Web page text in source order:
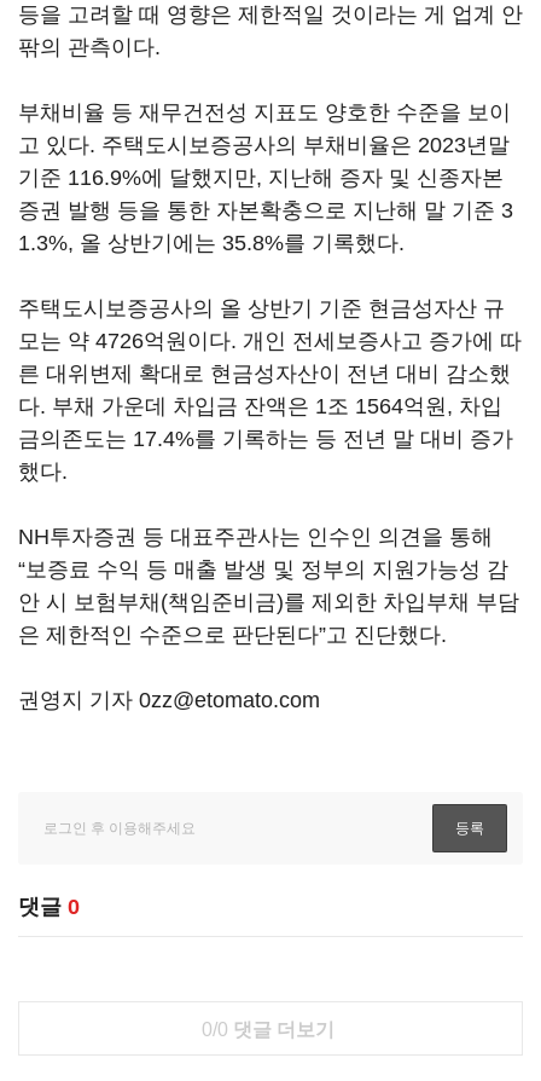
등을 고려할 때 영향은 제한적일 것이라는 게 업계 안
팎의 관측이다.
부채비율 등 재무건전성 지표도 양호한 수준을 보이
고 있다. 주택도시보증공사의 부채비율은 2023년말
기준 116.9%에 달했지만, 지난해 증자 및 신종자본
증권 발행 등을 통한 자본확충으로 지난해 말 기준 3
1.3%, 올 상반기에는 35.8%를 기록했다.
주택도시보증공사의 올 상반기 기준 현금성자산 규
모는 약 4726억원이다. 개인 전세보증사고 증가에 따
른 대위변제 확대로 현금성자산이 전년 대비 감소했
다. 부채 가운데 차입금 잔액은 1조 1564억원, 차입
금의존도는 17.4%를 기록하는 등 전년 말 대비 증가
했다.
NH투자증권 등 대표주관사는 인수인 의견을 통해
“보증료 수익 등 매출 발생 및 정부의 지원가능성 감
안 시 보험부채(책임준비금)를 제외한 차입부채 부담
은 제한적인 수준으로 판단된다”고 진단했다.
권영지 기자 0zz@etomato.com
댓글 0
0/0 댓글 더보기